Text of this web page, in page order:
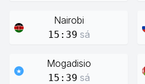
Nairobi
15:39 sá
Mogadisio
15:39 sá